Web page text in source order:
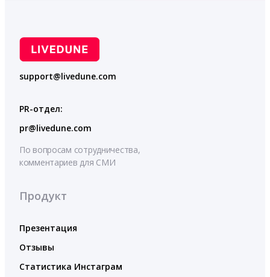
support@livedune.com
PR-отдел:
pr@livedune.com
По вопросам сотрудничества,
комментариев для СМИ
Продукт
Презентация
Отзывы
Статистика Инстаграм